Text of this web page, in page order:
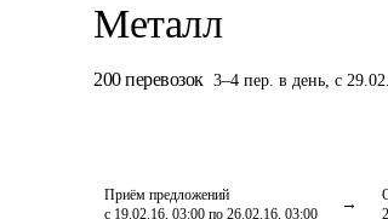
Металл
200 перевозок 3–4 пер. в день, с
Приём предложений
с 19.02.16, 03:00 по 26.02.16, 03:00